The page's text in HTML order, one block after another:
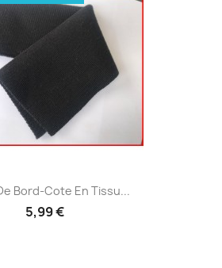
Bord-Cote En Tissu...
5,99 €